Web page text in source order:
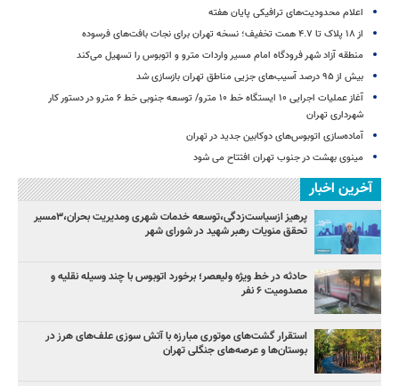
اعلام محدودیت‌های ترافیکی پایان هفته
از ۱۸ پلاک تا ۴.۷ همت تخفیف؛ نسخه تهران برای نجات بافت‌های فرسوده
منطقه آزاد شهر فرودگاه امام مسیر واردات مترو و اتوبوس را تسهیل می‌کند
بیش از ۹۵ درصد آسیب‌های جزیی مناطق تهران بازسازی شد
آغاز عملیات اجرایی ۱۰ ایستگاه خط ۱۰ مترو/ توسعه جنوبی خط ۶ مترو در دستور کار
شهرداری تهران
آماده‌سازی اتوبوس‌های دوکابین جدید در تهران
مینوی بهشت در جنوب تهران افتتاح می شود
آخرین اخبار
پرهیز ازسیاست‌زدگی،توسعه خدمات شهری ومدیریت بحران،۳مسیر
تحقق منویات رهبر شهید در شورای شهر
حادثه در خط ویژه ولیعصر؛ برخورد اتوبوس با چند وسیله نقلیه و
مصدومیت ۶ نفر
استقرار گشت‌های موتوری مبارزه با آتش سوزی علف‌های هرز در
بوستان‌ها و عرصه‌های جنگلی تهران